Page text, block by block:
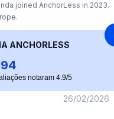
joined AnchorLess in 2023.
ANCHORLESS
notaram 4.9/5
26/02/2026